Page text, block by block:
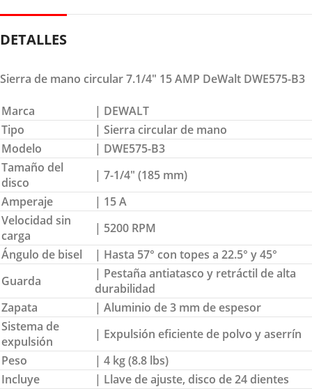
DETALLES
Sierra de mano circular 7.1/4″ 15 AMP DeWalt DWE575-B3
Marca
| DEWALT
Tipo
| Sierra circular de mano
Modelo
| DWE575-B3
Tamaño del
disco
| 7-1/4″ (185 mm)
Amperaje
| 15 A
Velocidad sin
carga
| 5200 RPM
Ángulo de bisel
| Hasta 57° con topes a 22.5° y 45°
Guarda
| Pestaña antiatasco y retráctil de alta
durabilidad
Zapata
| Aluminio de 3 mm de espesor
Sistema de
expulsión
| Expulsión eficiente de polvo y aserrín
Peso
| 4 kg (8.8 lbs)
Incluye
| Llave de ajuste, disco de 24 dientes